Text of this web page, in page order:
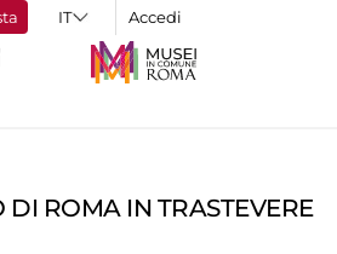
Accedi
DI ROMA IN TRASTEVERE